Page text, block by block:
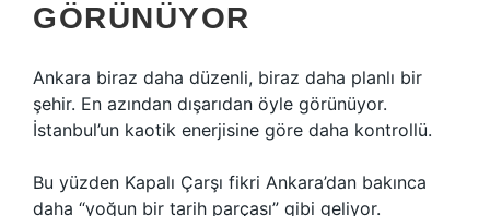
GÖRÜNÜYOR
Ankara biraz daha düzenli, biraz daha planlı bir
şehir. En azından dışarıdan öyle görünüyor.
İstanbul’un kaotik enerjisine göre daha kontrollü.
Bu yüzden Kapalı Çarşı fikri Ankara’dan bakınca
daha “yoğun bir tarih parçası” gibi geliyor.